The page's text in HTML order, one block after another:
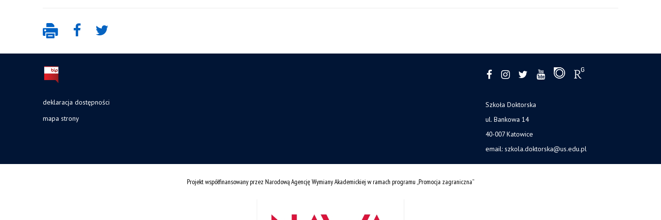
deklaracja dostępności
mapa strony
Szkoła Doktorska
ul. Bankowa 14
40-007 Katowice
email: szkola.doktorska@us.edu.pl
Projekt współfinansowany przez Narodową Agencję Wymiany Akademickiej w ramach programu „Promocja zagraniczna”